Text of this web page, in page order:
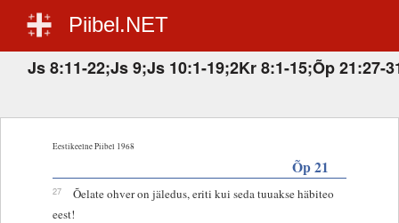
Piibel.NET
Js 8:11-22;Js 9;Js 10:1-19;2Kr 8:1-15;Õp 21:27-
Eestikeelne Piibel 1968
Õp 21
27
Õelate ohver on jäledus, eriti kui seda tuuakse häbiteo
eest!